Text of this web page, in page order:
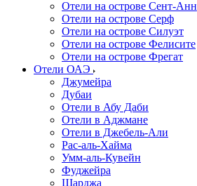
Отели на острове Сент-Анн
Отели на острове Серф
Отели на острове Силуэт
Отели на острове Фелисите
Отели на острове Фрегат
Отели ОАЭ
Джумейра
Дубаи
Отели в Абу Даби
Отели в Аджмане
Отели в Джебель-Али
Рас-аль-Хайма
Умм-аль-Кувейн
Фуджейра
Шарджа